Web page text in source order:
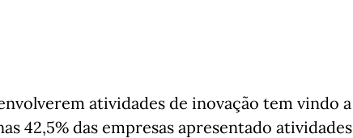
atividades de inovação tem vindo a
42,5% das empresas apresentado atividades